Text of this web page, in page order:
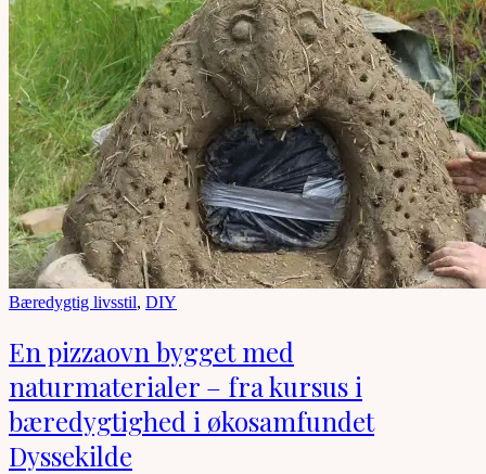
Bæredygtig livsstil, DIY
En pizzaovn bygget med
naturmaterialer – fra kursus i
bæredygtighed i økosamfundet
Dyssekilde